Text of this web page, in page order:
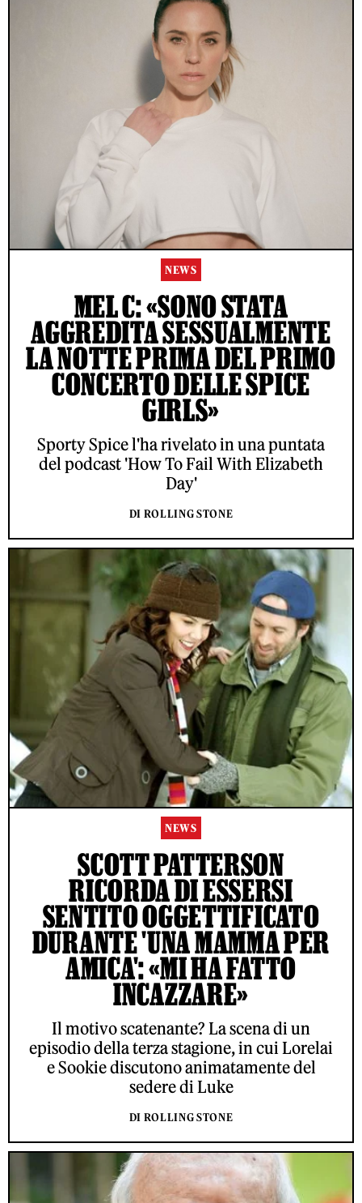
NEWS
MEL C: «SONO STATA
AGGREDITA SESSUALMENTE
LA NOTTE PRIMA DEL PRIMO
CONCERTO DELLE SPICE
GIRLS»
Sporty Spice l'ha rivelato in una puntata
del podcast 'How To Fail With Elizabeth
Day'
DI ROLLING STONE
NEWS
SCOTT PATTERSON
RICORDA DI ESSERSI
SENTITO OGGETTIFICATO
DURANTE 'UNA MAMMA PER
AMICA': «MI HA FATTO
INCAZZARE»
Il motivo scatenante? La scena di un
episodio della terza stagione, in cui Lorelai
e Sookie discutono animatamente del
sedere di Luke
DI ROLLING STONE